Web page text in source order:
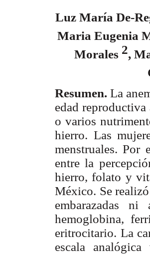
Luz María De-
Maria Eugenia
Morales 2,
Resumen.La
edad
o varios
hierro. Las
menstruales.
entre la
hierro, folato y
México. Se
embarazadas ni
hemoglobina,
eritrocitario. La
escala